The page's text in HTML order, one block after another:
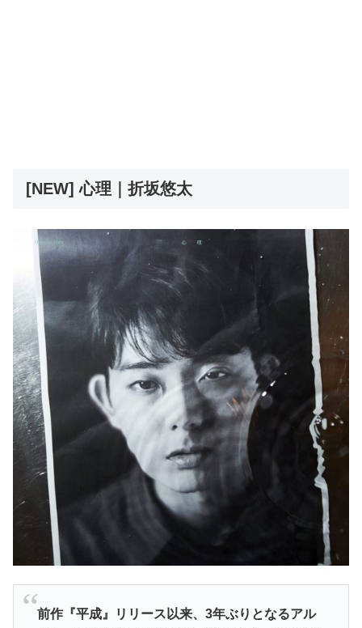
[NEW] 心理｜折坂悠太
前作『平成』リリース以来、3年ぶりとなるアル